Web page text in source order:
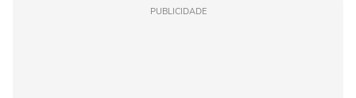
PUBLICIDADE